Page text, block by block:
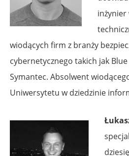
inżynier
wiodących firm z branży
cybernetycznego takich jak
Symantec. Absolwent
Uniwersytetu w dziedzinie